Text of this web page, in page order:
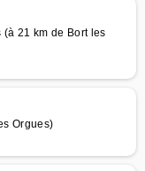
21 km de Bort les
Orgues)